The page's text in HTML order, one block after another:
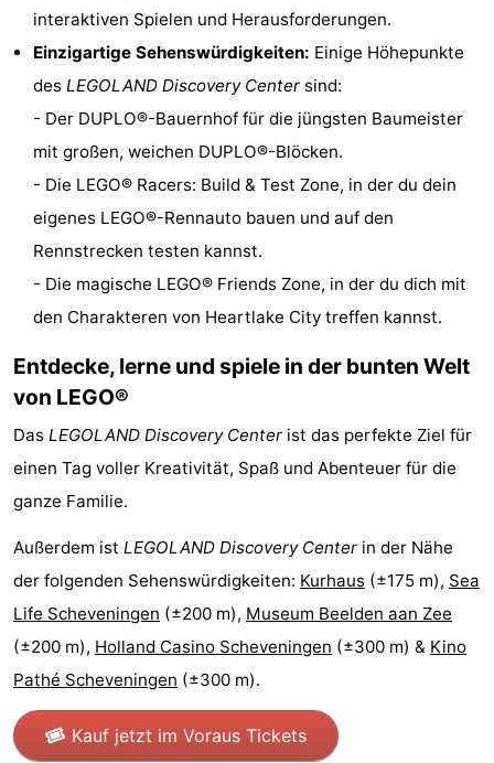
und
Veranstaltungen
Forum
Adressen
Region
-
Natur
Duinen
-
aan
Bergen
-
Egmond
-
interaktiven Spielen und Herausforderungen.
Einzigartige Sehenswürdigkeiten: Einige Höhepunkte
des LEGOLAND Discovery Center sind:
- Der DUPLO®-Bauernhof für die jüngsten Baumeister
mit großen, weichen DUPLO®-Blöcken.
- Die LEGO® Racers: Build & Test Zone, in der du dein
eigenes LEGO®-Rennauto bauen und auf den
Rennstrecken testen kannst.
- Die magische LEGO® Friends Zone, in der du dich mit
den Charakteren von Heartlake City treffen kannst.
Entdecke, lerne und spiele in der bunten Welt
von LEGO®
Das LEGOLAND Discovery Center ist das perfekte Ziel für
einen Tag voller Kreativität, Spaß und Abenteuer für die
ganze Familie.
Außerdem ist LEGOLAND Discovery Center in der Nähe
der folgenden Sehenswürdigkeiten: Kurhaus (±175 m), Sea
Life Scheveningen (±200 m), Museum Beelden aan Zee
(±200 m), Holland Casino Scheveningen (±300 m) & Kino
Pathé Scheveningen (±300 m).
Kauf jetzt im Voraus Tickets